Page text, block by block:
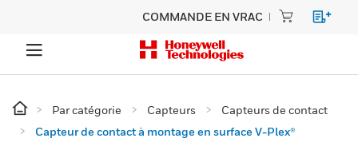
COMMANDE EN VRAC
Par catégorie Capteurs
Capteurs de contact
Capteur de contact à montage en surface V-Plex®